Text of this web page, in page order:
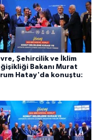
Şehircilik ve İklim
Bakanı Murat
Hatay'da konuştu: